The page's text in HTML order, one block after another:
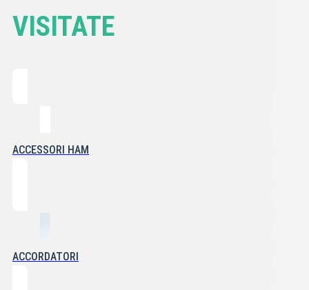
VISITATE
ACCESSORI HAM
ACCORDATORI